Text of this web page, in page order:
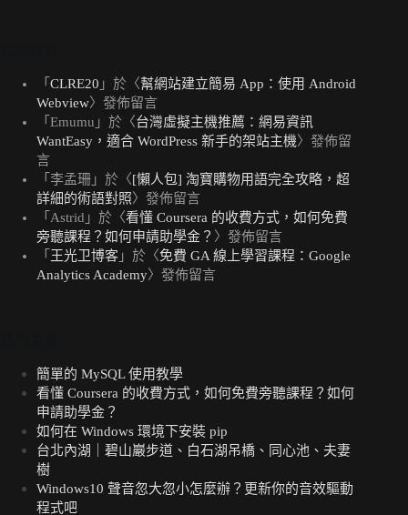
「 CLRE20 」於〈幫網站建立簡易 App：使用 Android
Webview〉發佈留言
「 Emumu 」於〈台灣虛擬主機推薦：網易資訊
WantEasy，適合 WordPress 新手的架站主機〉發佈留
言
「 李孟珊 」於〈[懶人包] 淘寶購物用語完全攻略，超
詳細的術語對照〉發佈留言
「 Astrid 」於〈看懂 Coursera 的收費方式，如何免費
旁聽課程？如何申請助學金？ 〉發佈留言
「 王光卫博客 」於〈免費 GA 線上學習課程：Google
Analytics Academy〉發佈留言
簡單的 MySQL 使用教學
看懂 Coursera 的收費方式，如何免費旁聽課程？如何
申請助學金？
如何在 Windows 環境下安裝 pip
台北內湖｜碧山巖步道、白石湖吊橋、同心池、夫妻
樹
Windows10 聲音忽大忽小怎麼辦？更新你的音效驅動
程式吧